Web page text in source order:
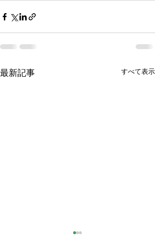
最新記事 すべて表示